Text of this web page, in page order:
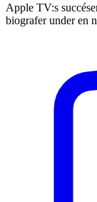
Apple TV:s
biografer under en